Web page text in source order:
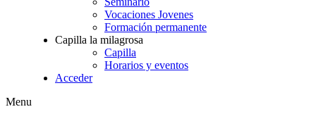
Vocaciones Jovenes
Formación permanente
Capilla la milagrosa
Capilla
Horarios y eventos
Acceder
Menu